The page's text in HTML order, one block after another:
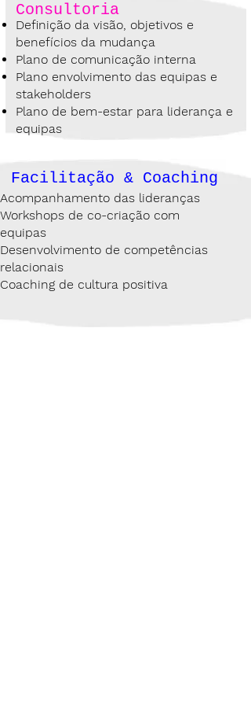
Definição da visão, objetivos e
benefícios da mudança
Plano de comunicação interna
Plano envolvimento das equipas e
stakeholders
Plano de bem-estar para liderança e
equipas
Consultoria
Acompanhamento das lideranças
Workshops de co-criação com
equipas
Desenvolvimento de competências
relacionais
Coaching de cultura positiva
Facilitação & Coaching